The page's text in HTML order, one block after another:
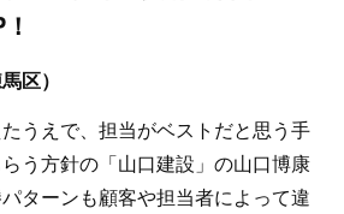
区）
うえで、担当がベストだと思う手
う方針の「山口建設」の山口博康
ターンも顧客や担当者によって違